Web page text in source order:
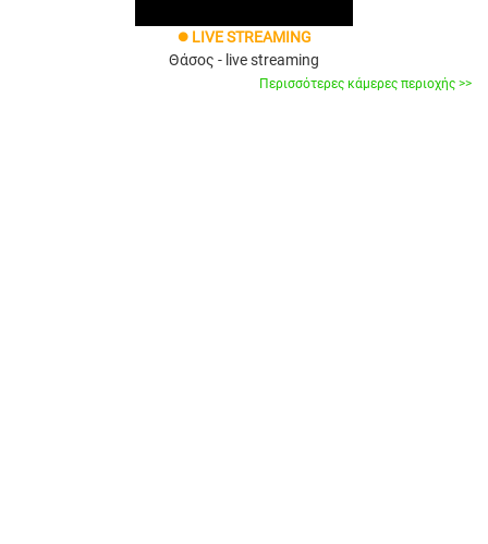
brightness_1 LIVE STREAMING
Θάσος - live streaming
Περισσότερες κάμερες περιοχής >>